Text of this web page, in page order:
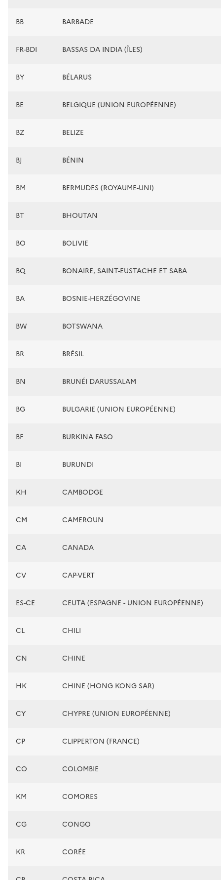
BB BARBADE
FR-BDI BASSAS DA INDIA (ÎLES)
BY BÉLARUS
BE BELGIQUE (UNION EUROPÉENNE)
BZ BELIZE
BJ BÉNIN
BM BERMUDES (ROYAUME-UNI)
BT BHOUTAN
BO BOLIVIE
BQ BONAIRE, SAINT-EUSTACHE ET SABA
BA BOSNIE-HERZÉGOVINE
BW BOTSWANA
BR BRÉSIL
BN BRUNÉI DARUSSALAM
BG BULGARIE (UNION EUROPÉENNE)
BF BURKINA FASO
BI BURUNDI
KH CAMBODGE
CM CAMEROUN
CA CANADA
CV CAP-VERT
ES-CE CEUTA (ESPAGNE - UNION EUROPÉENNE)
CL CHILI
CN CHINE
HK CHINE (HONG KONG SAR)
CY CHYPRE (UNION EUROPÉENNE)
CP CLIPPERTON (FRANCE)
CO COLOMBIE
KM COMORES
CG CONGO
KR CORÉE